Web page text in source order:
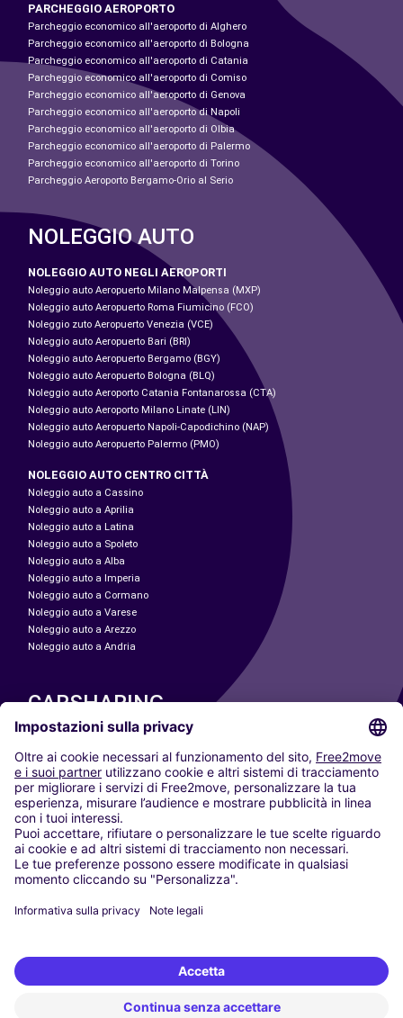
PARCHEGGIO AEROPORTO
Parcheggio economico all'aeroporto di Alghero
Parcheggio economico all'aeroporto di Bologna
Parcheggio economico all'aeroporto di Catania
Parcheggio economico all'aeroporto di Comiso
Parcheggio economico all'aeroporto di Genova
Parcheggio economico all'aeroporto di Napoli
Parcheggio economico all'aeroporto di Olbia
Parcheggio economico all'aeroporto di Palermo
Parcheggio economico all'aeroporto di Torino
Parcheggio Aeroporto Bergamo-Orio al Serio
NOLEGGIO AUTO
NOLEGGIO AUTO NEGLI AEROPORTI
Noleggio auto Aeropuerto Milano Malpensa (MXP)
Noleggio auto Aeropuerto Roma Fiumicino (FCO)
Noleggio zuto Aeropuerto Venezia (VCE)
Noleggio auto Aeropuerto Bari (BRI)
Noleggio auto Aeropuerto Bergamo (BGY)
Noleggio auto Aeropuerto Bologna (BLQ)
Noleggio auto Aeroporto Catania Fontanarossa (CTA)
Noleggio auto Aeroporto Milano Linate (LIN)
Noleggio auto Aeropuerto Napoli-Capodichino (NAP)
Noleggio auto Aeropuerto Palermo (PMO)
NOLEGGIO AUTO CENTRO CITTÀ
Noleggio auto a Cassino
Noleggio auto a Aprilia
Noleggio auto a Latina
Noleggio auto a Spoleto
Noleggio auto a Alba
Noleggio auto a Imperia
Noleggio auto a Cormano
Noleggio auto a Varese
Noleggio auto a Arezzo
Noleggio auto a Andria
CARSHARING
LE NOSTRE CITTÀ
Paris
Madrid
Washington DC
Milano
Roma
Torino
Vienna
Berlino
Düsseldorf